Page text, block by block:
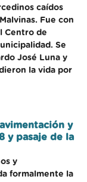
caídos
Fue con
Centro de
Se
José Luna y
la vida por
y
y pasaje de la
y
formalmente la